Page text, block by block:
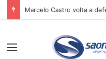
Menu